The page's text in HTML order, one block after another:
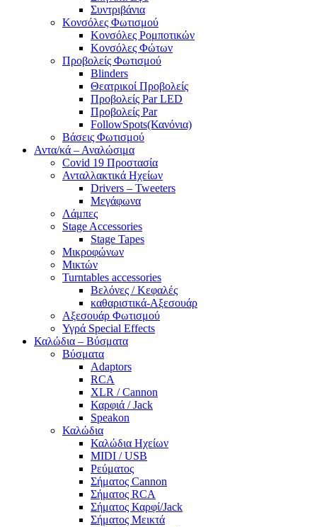
Συντριβάνια
Κονσόλες Φωτισμού
Κονσόλες Ρομποτικών
Κονσόλες Φώτων
Προβολείς Φωτισμού
Blinders
Θεατρικοί Προβολείς
Προβολείς Par LED
Προβολείς Par
FollowSpots(Κανόνια)
Βάσεις Φωτισμού
Αντα/κά – Αναλώσιμα
Covid 19 Προστασία
Ανταλλακτικά Ηχείων
Drivers – Tweeters
Μεγάφωνα
Λάμπες
Stage Accessories
Stage Tapes
Μικροφώνων
Μικτών
Turntables accessories
Βελόνες / Κεφαλές
καθαριστικά-Αξεσουάρ
Αξεσουάρ Φωτισμού
Υγρά Special Effects
Καλώδια – Βύσματα
Βύσματα
Adaptors
RCA
XLR / Cannon
Καρφιά / Jack
Speakon
Καλώδια
Καλώδια Ηχείων
MIDI / USB
Ρεύματος
Σήματος Cannon
Σήματος RCA
Σήματος Καρφί/Jack
Σήματος Μεικτά